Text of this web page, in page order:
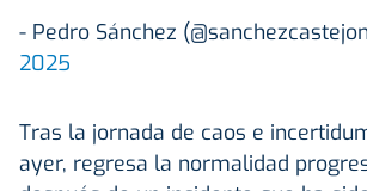
- Pedro Sánchez
2025
Tras la jornada de caos e
ayer, regresa la normalidad